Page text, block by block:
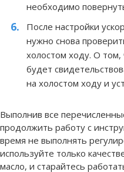
необходимо
После настройки
нужно снова
холостом ходу. О том,
будет
на холостом ходу и
Выполнив все
продолжить работу с
время не выполнять
используйте только
масло, и старайтесь